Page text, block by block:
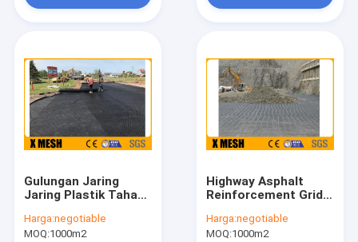
Jaring Layar Jendela
Konstruksi Wire Mesh
Mesh Dilas Galvanis
Jaring Kawat Tenun
Gulungan Jaring
Jaring Plastik Tahan
Fleksibel Tahan Lama
Harga:negotiable
MOQ:1000m2
Highway Asphalt
Reinforcement Grid 5
Mesh
Harga:negotiable
MOQ:1000m2